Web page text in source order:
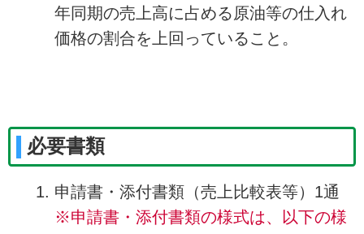
年同期の売上高に占める原油等の仕入れ
価格の割合を上回っていること。
必要書類
申請書・添付書類（売上比較表等）1通
※申請書・添付書類の様式は、以下の様